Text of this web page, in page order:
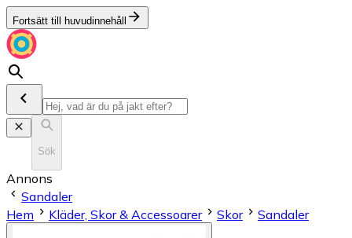
Fortsätt till huvudinnehåll
Sök
Annons
Sandaler
Hem
Kläder, Skor & Accessoarer Skor Sandaler